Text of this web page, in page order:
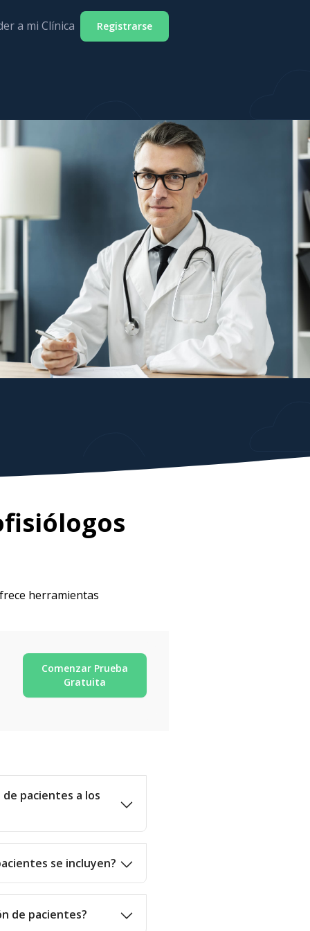
a mi Clínica Registrarse
herramientas
Comenzar Prueba
Gratuita
pacientes a los
se incluyen?
de pacientes?